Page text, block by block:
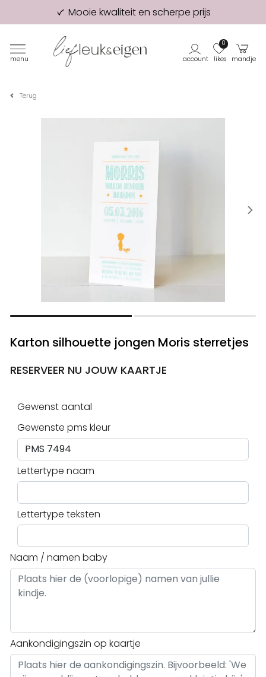
Mooie kwaliteit en scherpe prijs
98% van onze klanten beveelt ons aan!
Eerste proefdruk GRATIS
menu account likes
0
mandje
Terug
Karton silhouette jongen Moris sterretjes
RESERVEER NU JOUW KAARTJE
Gewenst aantal
Gewenste pms kleur
Lettertype naam
Lettertype teksten
Naam / namen baby
Aankondigingszin op kaartje